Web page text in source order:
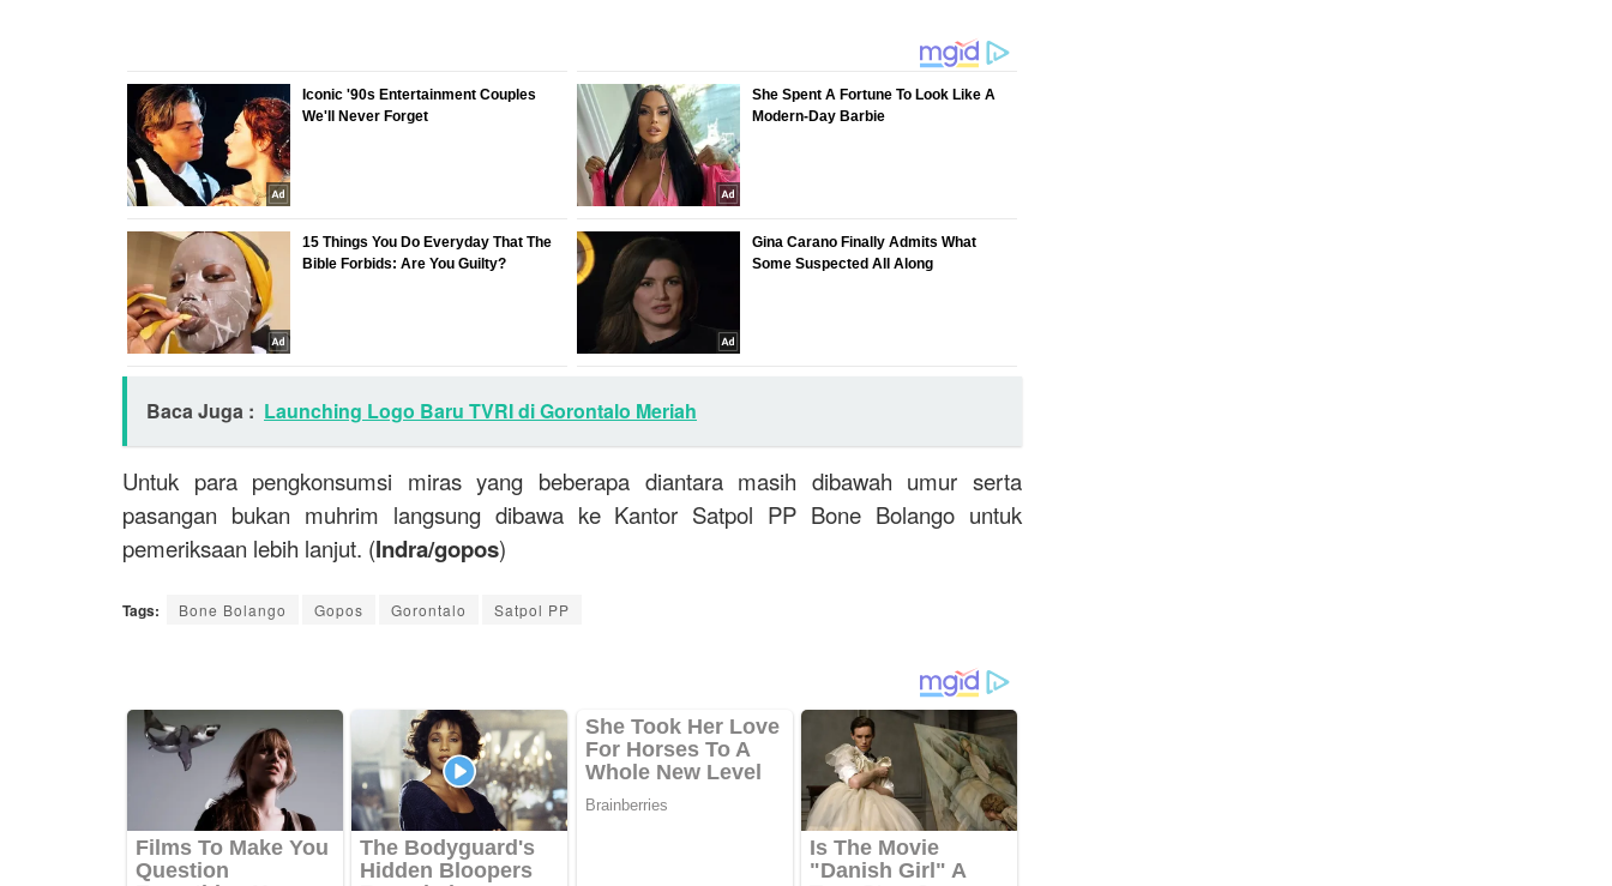
Baca Juga : Launching Logo Baru TVRI di Gorontalo Meriah
Untuk para pengkonsumsi miras yang beberapa diantara masih dibawah umur serta
pasangan bukan muhrim langsung dibawa ke Kantor Satpol PP Bone Bolango untuk
pemeriksaan lebih lanjut. (Indra/gopos)
Tags: Bone Bolango Gopos Gorontalo Satpol PP